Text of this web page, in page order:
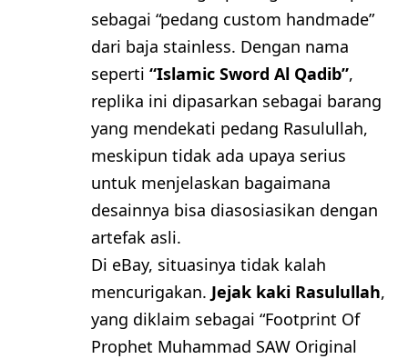
sebagai “pedang custom handmade”
dari baja stainless. Dengan nama
seperti “Islamic Sword Al Qadib”,
replika ini dipasarkan sebagai barang
yang mendekati pedang Rasulullah,
meskipun tidak ada upaya serius
untuk menjelaskan bagaimana
desainnya bisa diasosiasikan dengan
artefak asli.
Di eBay, situasinya tidak kalah
mencurigakan. Jejak kaki Rasulullah,
yang diklaim sebagai “Footprint Of
Prophet Muhammad SAW Original